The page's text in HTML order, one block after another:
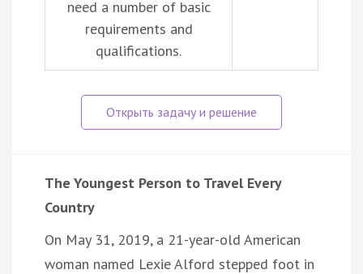
need a number of basic
requirements and
qualifications.
The Youngest Person to Travel Every
Country
On May 31, 2019, a 21-year-old American
woman named Lexie Alford stepped foot in